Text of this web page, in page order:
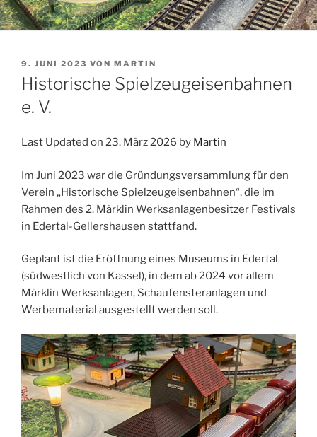
VERÖFFENTLICHT
AM
9. JUNI 2023 VON MARTIN
Historische Spielzeugeisenbahnen
e. V.
Last Updated on 23. März 2026 by Martin
Im Juni 2023 war die Gründungsversammlung für den
Verein „Historische Spielzeugeisenbahnen“, die im
Rahmen des 2. Märklin Werksanlagenbesitzer Festivals
in Edertal-Gellershausen stattfand.
Geplant ist die Eröffnung eines Museums in Edertal
(südwestlich von Kassel), in dem ab 2024 vor allem
Märklin Werksanlagen, Schaufensteranlagen und
Werbematerial ausgestellt werden soll.